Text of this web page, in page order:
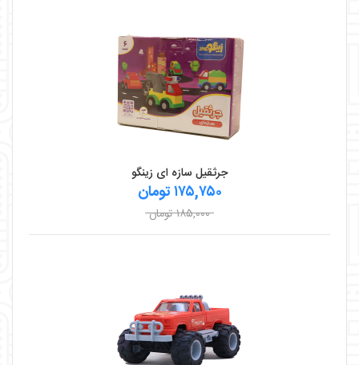
جرثقیل سازه ای زینگو
۱۷۵,۷۵۰ تومان
۱۸۵,۰۰۰ تومان